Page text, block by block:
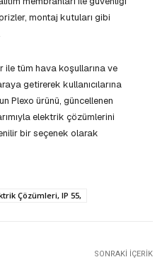
montaj kutuları gibi
tüm hava koşullarına ve
getirerek kullanıcılarına
Plexo ürünü, güncellenen
elektrik çözümlerini
bir seçenek olarak
Çözümleri, IP 55,
SONRAKI İÇERIK